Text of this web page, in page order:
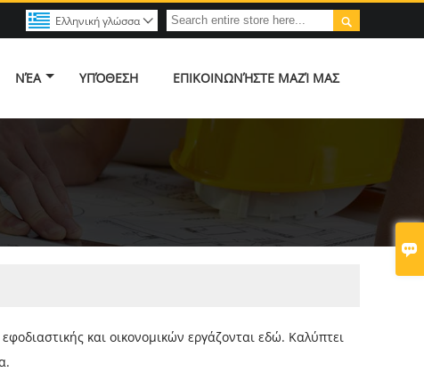


Ελληνική γλώσσα 
ΝΈΑ ΥΠΌΘΕΣΗ ΕΠΙΚΟΙΝΩΝΉΣΤΕ ΜΑΖΊ ΜΑΣ
και οικονομικών εργάζονται εδώ. Καλύπτει